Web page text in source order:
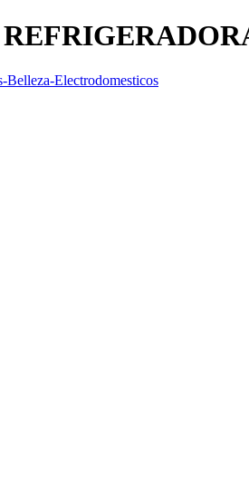
Electrodomesticos